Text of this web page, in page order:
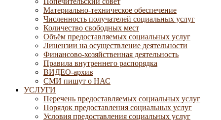
Материально-техническое обеспечение
Численность получателей социальных услуг
Количество свободных мест
Объём предоставляемых социальных услуг
Лицензии на осуществление деятельности
Финансово-хозяйственная деятельность
Правила внутреннего распорядка
ВИДЕО-архив
СМИ пишут о НАС
УСЛУГИ
Перечень предоставляемых социальных услуг
Порядок предоставления социальных услуг
Условия предоставления социальных услуг